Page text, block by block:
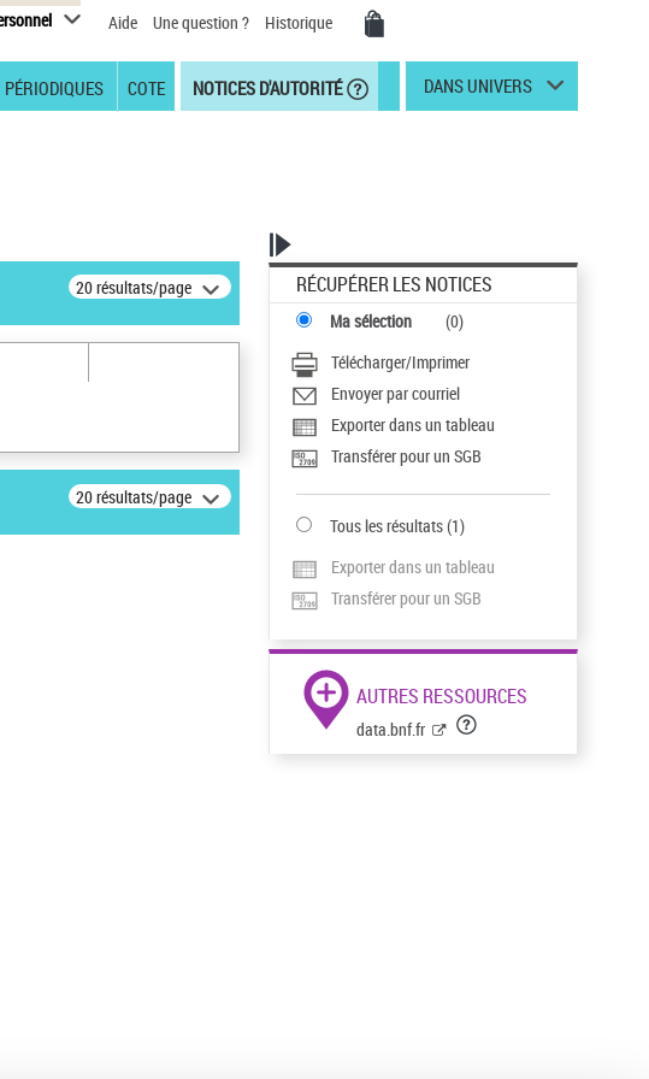
Aide Une question ? Historique
PÉRIODIQUES COTE NOTICES D'AUTORITÉ DANS UNIVERS
20 résultats/page
20 résultats/page
RÉCUPÉRER LES NOTICES
Ma sélection (0)
Télécharger/Imprimer
Envoyer par courriel
Exporter dans un tableau
Transférer pour un SGB
Tous les résultats(1)
Exporter dans un tableau
Transférer pour un SGB
AUTRES RESSOURCES
data.bnf.fr